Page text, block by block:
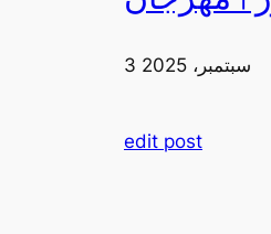
3 سبتمبر، 2025
edit post